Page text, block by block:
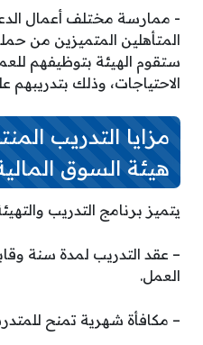
­- ممارسة مختلف أعمال
المتأهلين المتميزين من
ستقوم الهيئة بتوظيفهم
الاحتياجات، وذلك
مزايا التدريب
هيئة السوق
يتميز برنامج التدريب
– عقد التدريب لمدة سنة
العمل.
– مكافأة شهرية تمنح للمتدرب